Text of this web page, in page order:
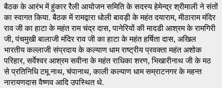
बैठक के आरंभ में हुंकार रैली आयोजन समिति के सदस्य हेमेन्द्र श्रीमाली ने संतों
का स्वागत किया. बैठक में रामद्वारा धोली बावड़ी के महंत दयाराम, मीठाराम मंदिर
राव जी का हाटा के महंत राम चंद्र दास, पानेरियों की मादडी आश्रम के रामगिरी
जी, पंचमुखी बालाजी मंदिर राव जी का हाटा के महंत हर्षिता दास, अखिल
भारतीय कल्लाजी संप्रदाय के कल्याण धाम राष्ट्रीय प्रवक्ता महंत अशोक
परिहार, सर्वेश्वर आश्रम सवीना के महंत राधिका शरण, भिखारीनाथ जी के मठ
से प्रतिनिधि टमू नाथ, चंपानाथ, काली कल्याण धाम सम्राटनगर के महन्त
नारायणदास वैष्णव आदि उपस्थित थे.